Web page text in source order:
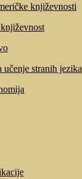
književnosti
stranih jezika